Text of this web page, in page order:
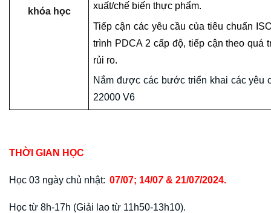
khóa học
xuất/chế biến thực phẩm.
Tiếp cận các yêu cầu của tiêu chuẩn
trình PDCA 2 cấp độ, tiếp cận theo quá
rủi ro.
Nắm được các bước triển khai các yêu
22000 V6
THỜI GIAN HỌC
Học 03 ngày chủ nhật: 07/07; 14/07 & 21/07/2024.
Học từ 8h-17h (Giải lao từ 11h50-13h10).